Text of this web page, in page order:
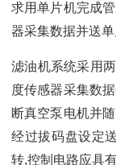
求用单片机完成
器采集数据并送单
滤油机系统采用
度传感器采集数
断真空泵电机并
经过拔码盘设定
转,控制电路应具